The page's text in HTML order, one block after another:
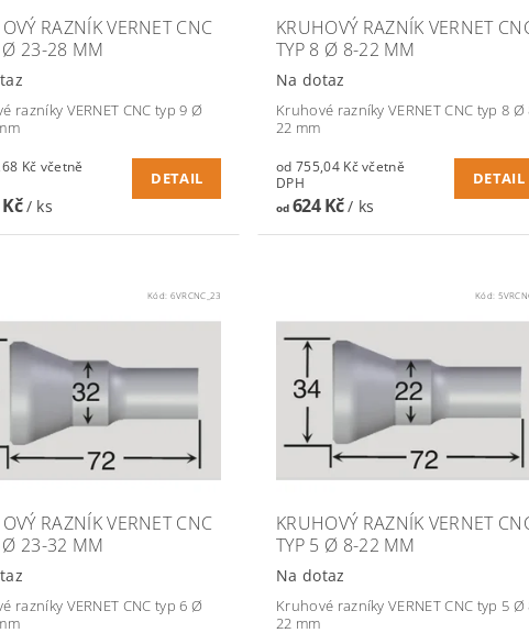
RAZNÍK VERNET CNC
Ø 23-28 MM
razníky VERNET CNC typ 9 Ø
včetně
/ ks
DETAIL
KRUHOVÝ RAZNÍK VERNET
TYP 8 Ø 8-22 MM
Na dotaz
Kruhové razníky VERNET CNC typ 8 Ø
22 mm
od 755,04 Kč včetně
DPH
od624 Kč/ ks
DETAIL
Kód: 6VRCNC_23
RAZNÍK VERNET CNC
Ø 23-32 MM
razníky VERNET CNC typ 6 Ø
Kód:
KRUHOVÝ RAZNÍK VERNET
TYP 5 Ø 8-22 MM
Na dotaz
Kruhové razníky VERNET CNC typ 5 Ø
22 mm